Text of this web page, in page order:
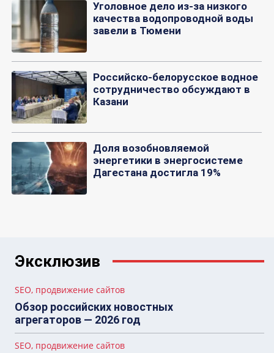
Уголовное дело из-за низкого
качества водопроводной воды
завели в Тюмени
Российско-белорусское водное
сотрудничество обсуждают в
Казани
Доля возобновляемой
энергетики в энергосистеме
Дагестана достигла 19%
Эксклюзив
SEO, продвижение сайтов
Обзор российских новостных
агрегаторов — 2026 год
SEO, продвижение сайтов